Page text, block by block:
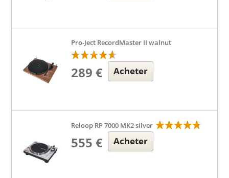
Pro-Ject RecordMaster II walnut
289 € Acheter
Reloop RP 7000 MK2 silver
555 € Acheter